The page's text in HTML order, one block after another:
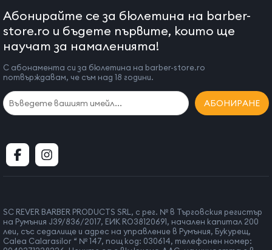
Абонирайте се за бюлетина на barber-
store.ro и бъдете първите, които ще
научат за намаленията!
С абонамента си за бюлетина на barber-store.ro
потвърждавам, че съм над 18 години.
АБОНИРАНЕ
SC REVER BARBER PRODUCTS SRL, с рег. № в Търговския регистър
на Румъния J39/836/2017, ЕИК RO38120691, начален капитал 200
леи, със седалище и адрес на управление в Румъния, Букурещ,
Calea Calarasilor “ № 147, пощ код: 030614, телефонен номер: